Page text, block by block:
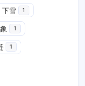
6 ECMAScript6
Map1
下雪 1
1
1